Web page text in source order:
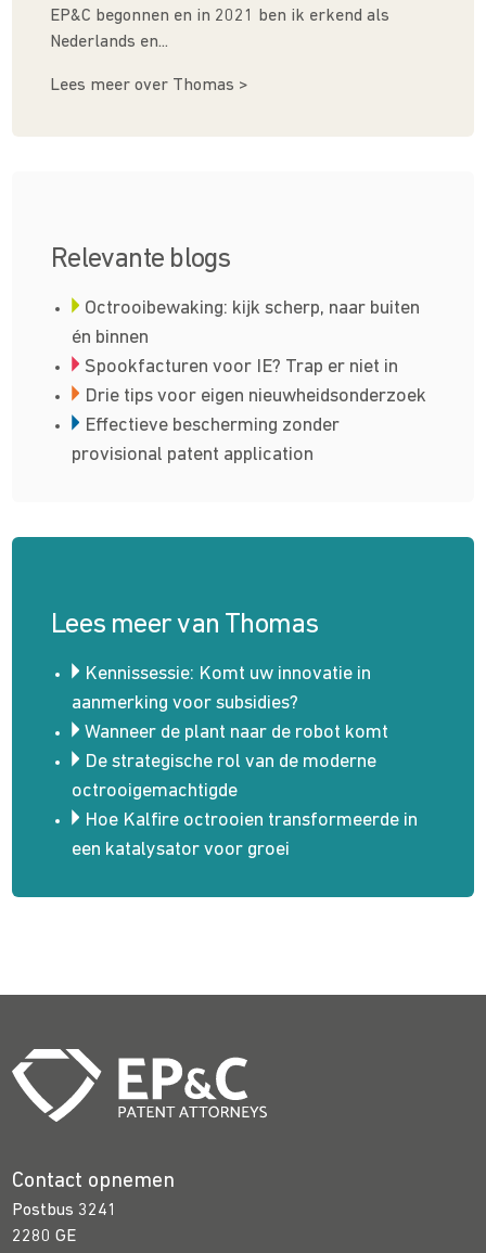
EP&C begonnen en in 2021 ben ik erkend als
Nederlands en...
Lees meer over Thomas >
Relevante blogs
Octrooibewaking: kijk scherp, naar buiten
én binnen
Spookfacturen voor IE? Trap er niet in
Drie tips voor eigen nieuwheidsonderzoek
Effectieve bescherming zonder
provisional patent application
Lees meer van Thomas
Kennissessie: Komt uw innovatie in
aanmerking voor subsidies?
Wanneer de plant naar de robot komt
De strategische rol van de moderne
octrooigemachtigde
Hoe Kalfire octrooien transformeerde in
een katalysator voor groei
Contact opnemen
Postbus 3241
2280 GE